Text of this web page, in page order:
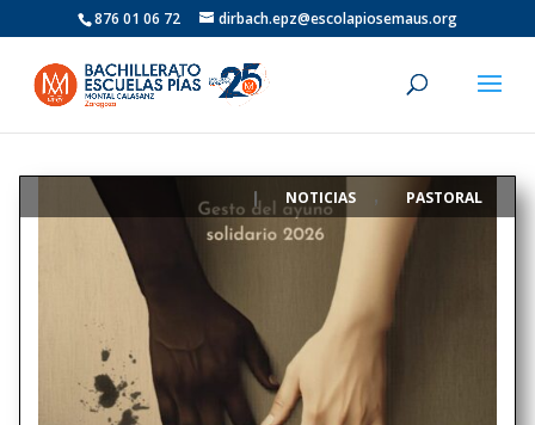
876 01 06 72 dirbach.epz@escolapiosemaus.org
| NOTICIAS , PASTORAL